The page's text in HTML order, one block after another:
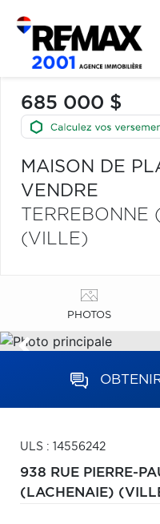
685 000 $
MAISON DE
VENDRE
(VILLE)
PHOTOS
ULS : 14556242
938 RUE PIERRE-
(LACHENAIE)